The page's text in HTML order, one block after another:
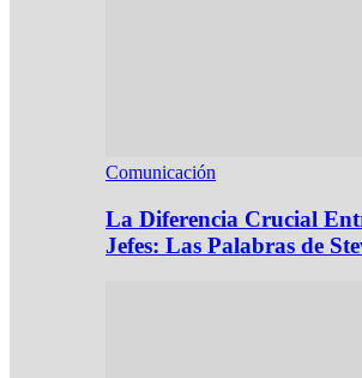
Comunicación
La Diferencia Crucial
Jefes: Las Palabras de